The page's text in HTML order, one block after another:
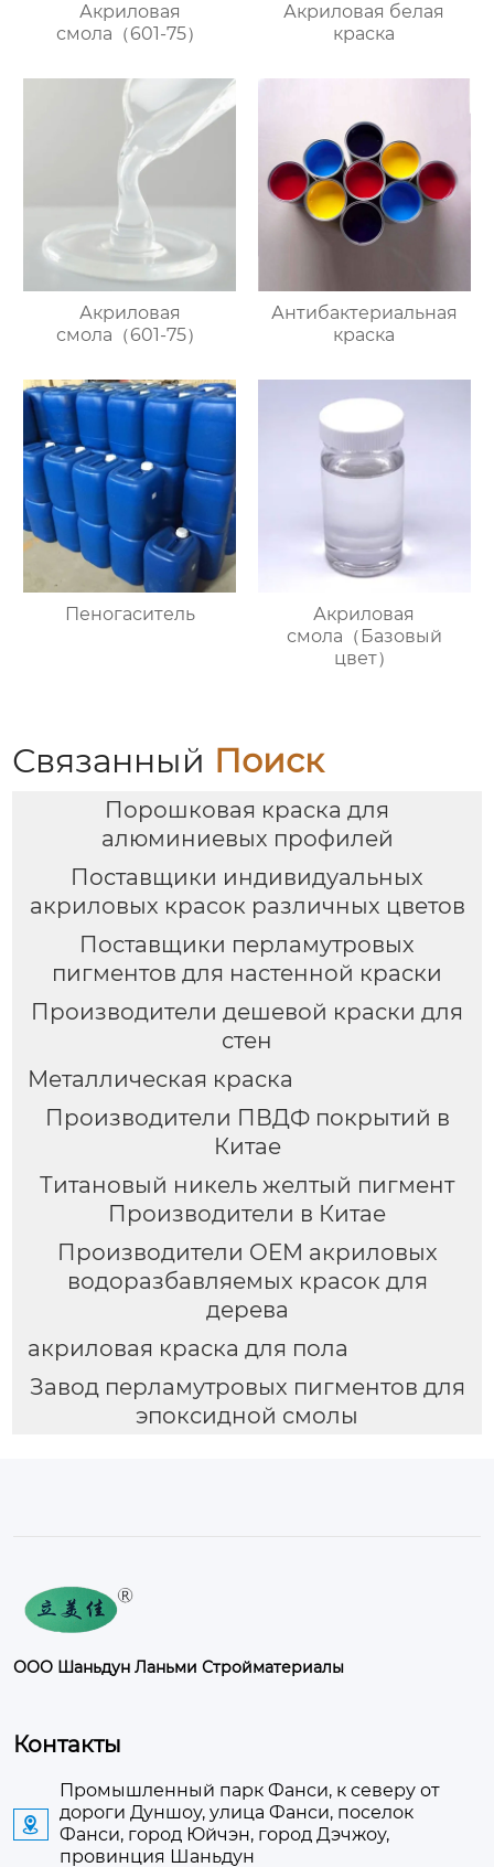
Акриловая
смола（601-75）
Акриловая белая
краска
Акриловая
смола（601-75）
Антибактериальная
краска
Пеногаситель
Акриловая
смола（Базовый
цвет）
Связанный Поиск
Порошковая краска для
алюминиевых профилей
Поставщики индивидуальных
акриловых красок различных цветов
Поставщики перламутровых
пигментов для настенной краски
Производители дешевой краски для
стен
Металлическая краска
Производители ПВДФ покрытий в
Китае
Титановый никель желтый пигмент
Производители в Китае
Производители OEM акриловых
водоразбавляемых красок для
дерева
акриловая краска для пола
Завод перламутровых пигментов для
эпоксидной смолы
ООО Шаньдун Ланьми Стройматериалы
Контакты

Промышленный парк Фанси, к северу от
дороги Дуншоу, улица Фанси, поселок
Фанси, город Юйчэн, город Дэчжоу,
провинция Шаньдун